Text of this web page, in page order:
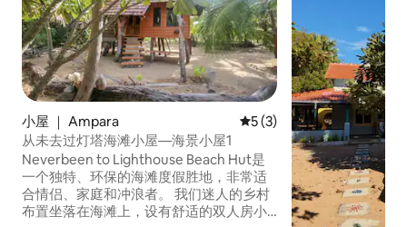
小屋 ｜ Ampara 平均评分 5 分（满分 5 分）
5 (3)
从未去过灯塔海滩小屋—海景小屋1
Neverbeen to Lighthouse Beach Hut是
一个独特、环保的海滩度假胜地，非常适
合情侣、家庭和冲浪者。 我们迷人的乡村
布置坐落在海滩上，设有舒适的双人房小